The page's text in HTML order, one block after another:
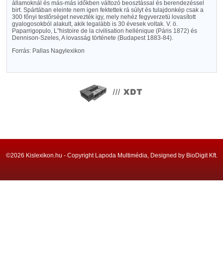
államoknál és más-más időkben változó beosztással és berendezéssel
birt. Spártában eleinte nem igen fektettek rá súlyt és tulajdonkép csak a
300 főnyi testőrséget nevezték igy, mely nehéz fegyverzetü lovasított
gyalogosokból alakult, akik legalább is 30 évesek voltak. V. ö.
Paparrigopulo, L"histoire de la civilisation hellénique (Páris 1872) és
Dennison-Szeles, A lovasság története (Budapest 1883-84).
Forrás: Pallas Nagylexikon
©2026 Kislexikon.hu - Copyright Lapoda Multimédia, Designed by BioDigit Kft.